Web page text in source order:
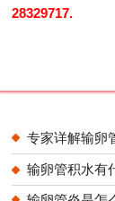
28329717.
专家详解输卵
输卵管积水有